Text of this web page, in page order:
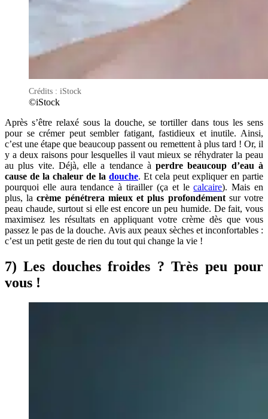
Crédits : iStock
©iStock
Après s’être relaxé sous la douche, se tortiller dans tous les sens
pour se crémer peut sembler fatigant, fastidieux et inutile. Ainsi,
c’est une étape que beaucoup passent ou remettent à plus tard ! Or, il
y a deux raisons pour lesquelles il vaut mieux se réhydrater la peau
au plus vite. Déjà, elle a tendance àperdre beaucoup d’eau à
cause de la chaleur de la douche. Et cela peut expliquer en partie
pourquoi elle aura tendance à tirailler (ça et lecalcaire). Mais en
plus, lacrème pénétrera mieux et plus profondémentsur votre
peau chaude, surtout si elle est encore un peu humide. De fait, vous
maximisez les résultats en appliquant votre crème dès que vous
passez le pas de la douche. Avis aux peaux sèches et inconfortables :
c’est un petit geste de rien du tout qui change la vie !
7) Les douches froides ? Très peu pour
vous !